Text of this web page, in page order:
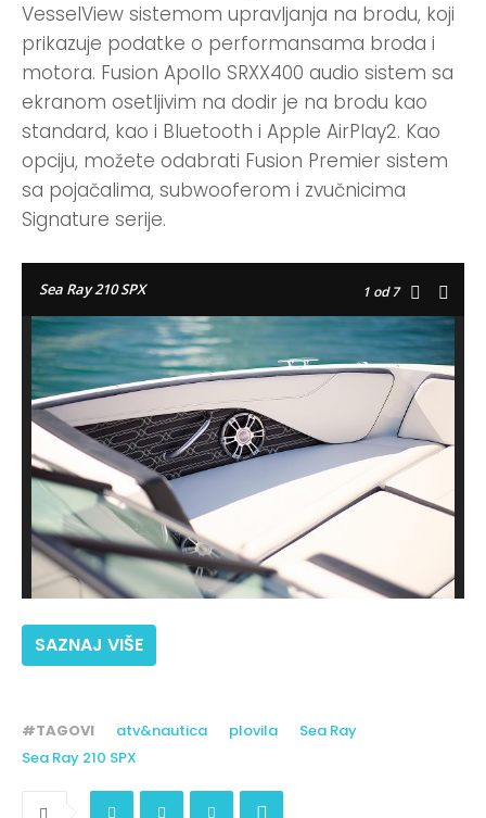
VesselView sistemom upravljanja na brodu, koji
prikazuje podatke o performansama broda i
motora. Fusion Apollo SRXX400 audio sistem sa
ekranom osetljivim na dodir je na brodu kao
standard, kao i Bluetooth i Apple AirPlay2. Kao
opciju, možete odabrati Fusion Premier sistem
sa pojačalima, subwooferom i zvučnicima
Signature serije.
Sea Ray 210 SPX 1 od 7
SAZNAJ VIŠE
#TAGOVI atv&nautica plovila
Sea Ray
Sea Ray 210 SPX